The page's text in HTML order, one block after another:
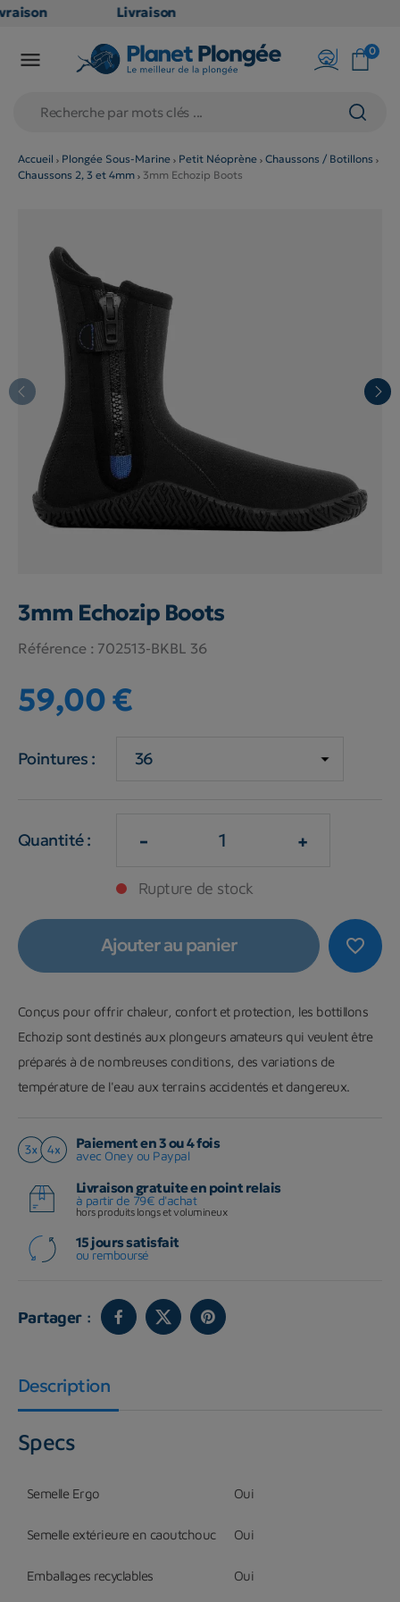
Livraison
en point
79€
(hors
produits
 0
Accueil Plongée Sous-Marine Petit Néoprène
Chaussons / Botillons
Chaussons 2, 3 et 4mm
3mm Echozip Boots
3mm Echozip Boots
Référence : 702513-BKBL 36
59,00 €
Pointures :
Quantité : - +
Rupture de stock
favorite_border
Ajouter au panier
Conçus pour offrir chaleur, confort et protection, les bottillons
Echozip sont destinés aux plongeurs amateurs qui veulent être
préparés à de nombreuses conditions, des variations de
température de l'eau aux terrains accidentés et dangereux.
Paiement en 3 ou 4 fois
avec Oney ou Paypal
Livraison gratuite en point relais
à partir de 79€ d'achat
hors produits longs et volumineux
15 jours satisfait
ou remboursé
Partager :
Description
Specs
Semelle Ergo Oui
Semelle extérieure en caoutchouc Oui
Emballages recyclables Oui